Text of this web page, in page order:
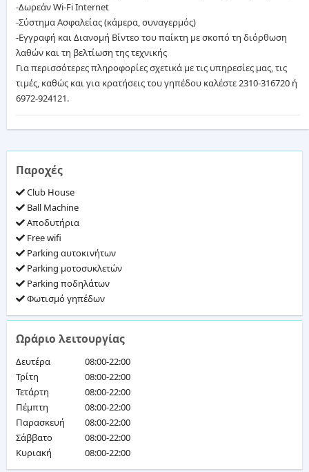
Όροι
χρήσης
English
Version
-Δωρεάν Wi-Fi Internet
-Σύστημα Ασφαλείας (κάμερα, συναγερμός)
-Εγγραφή και Διανομή Βίντεο του παίκτη με σκοπό τη διόρθωση
λαθών και τη βελτίωση της τεχνικής
Για περισσότερες πληροφορίες σχετικά με τις υπηρεσίες μας, τις
τιμές, καθώς και για κρατήσεις του γηπέδου καλέστε 2310-316720 ή
6972-924121.
Παροχές
Club House
Ball Machine
Αποδυτήρια
Free wifi
Parking αυτοκινήτων
Parking μοτοσυκλετών
Parking ποδηλάτων
Φωτισμό γηπέδων
Ωράριο λειτουργίας
Δευτέρα
08:00-22:00
Τρίτη
08:00-22:00
Τετάρτη
08:00-22:00
Πέμπτη
08:00-22:00
Παρασκευή
08:00-22:00
Σάββατο
08:00-22:00
Κυριακή
08:00-22:00